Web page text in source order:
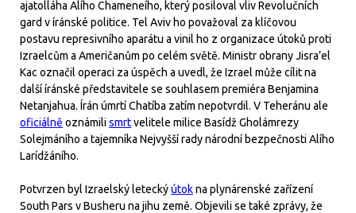
ajatolláha Alího Chameneího, který posiloval vliv Revolučních
gard v íránské politice. Tel Aviv ho považoval za klíčovou
postavu represivního aparátu a vinil ho z organizace útoků proti
Izraelcům a Američanům po celém světě. Ministr obrany Jisra’el
Kac označil operaci za úspěch a uvedl, že Izrael může cílit na
další íránské představitele se souhlasem premiéra Benjamina
Netanjahua. Írán úmrtí Chatíba zatím nepotvrdil. V Teheránu ale
oficiálně oznámilismrtvelitele milice Basídž Gholámrezy
Solejmáního a tajemníka Nejvyšší rady národní bezpečnosti Alího
Larídžáního.
Potvrzen byl Izraelský leteckýútokna plynárenské zařízení
South Pars v Busheru na jihu země. Objevili se také zprávy, že